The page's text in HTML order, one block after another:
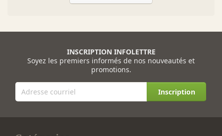
INSCRIPTION INFOLETTRE
Soyez les premiers informés de nos nouveautés et
promotions.
Inscription